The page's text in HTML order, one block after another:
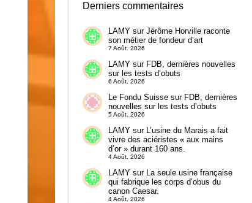
Derniers commentaires
LAMYsur Jérôme Horville raconte
son métier de fondeur d’art
7 Août. 2026
LAMYsur FDB, dernières nouvelles
sur les tests d’obuts
6 Août. 2026
Le Fondu Suissesur FDB, dernières
nouvelles sur les tests d’obuts
5 Août. 2026
LAMYsur L’usine du Marais a fait
vivre des aciéristes « aux mains
d’or » durant 160 ans.
4 Août. 2026
LAMYsur La seule usine française
qui fabrique les corps d’obus du
canon Caesar.
4 Août. 2026